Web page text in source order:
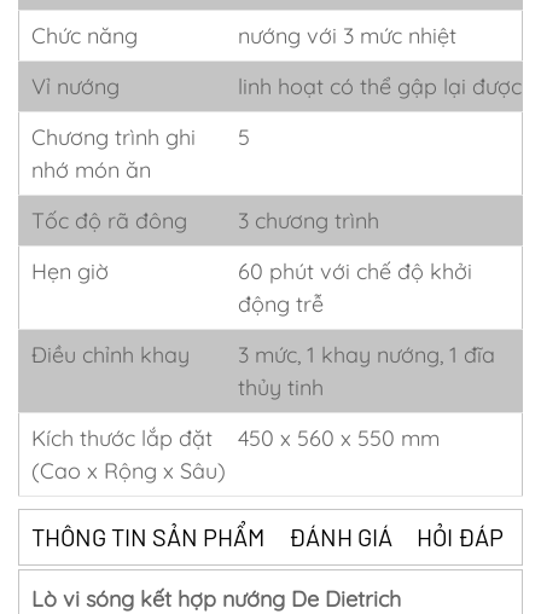
Chức năng
nướng với 3 mức nhiệt
Vỉ nướng
linh hoạt có thể gập lại được
Chương trình ghi
nhớ món ăn
5
Tốc độ rã đông
3 chương trình
Hẹn giờ
60 phút với chế độ khởi
động trễ
Điều chỉnh khay
3 mức, 1 khay nướng, 1 đĩa
thủy tinh
Kích thước lắp đặt
(Cao x Rộng x Sâu)
450 x 560 x 550 mm
THÔNG TIN SẢN PHẨM ĐÁNH GIÁ HỎI ĐÁP
Lò vi sóng kết hợp nướng De Dietrich